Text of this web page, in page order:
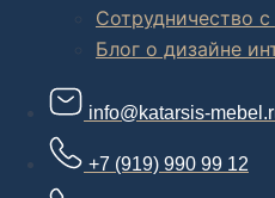
Сотрудничество
Блог о дизайне
info@katarsis-
+7 (919) 990 99 12